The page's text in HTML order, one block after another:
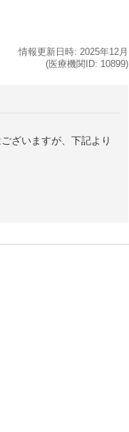
情報更新日時: 2025年12月
(医療機関ID: 10899)
ざいますが、下記より